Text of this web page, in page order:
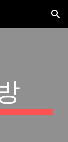
Skip to navigation